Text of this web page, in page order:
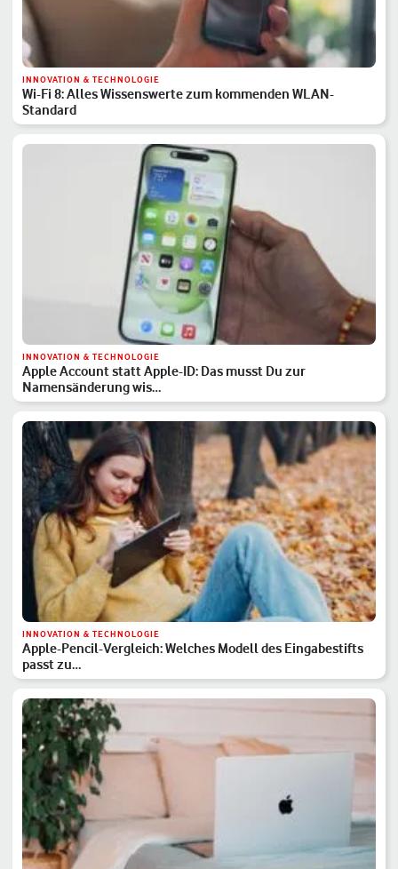
INNOVATION & TECHNOLOGIE
Wi-Fi 8: Alles Wissenswerte zum kommenden WLAN-
Standard
INNOVATION & TECHNOLOGIE
Apple Account statt Apple-ID: Das musst Du zur
Namensänderung wis…
INNOVATION & TECHNOLOGIE
Apple-Pencil-Vergleich: Welches Modell des Eingabestifts
passt zu…